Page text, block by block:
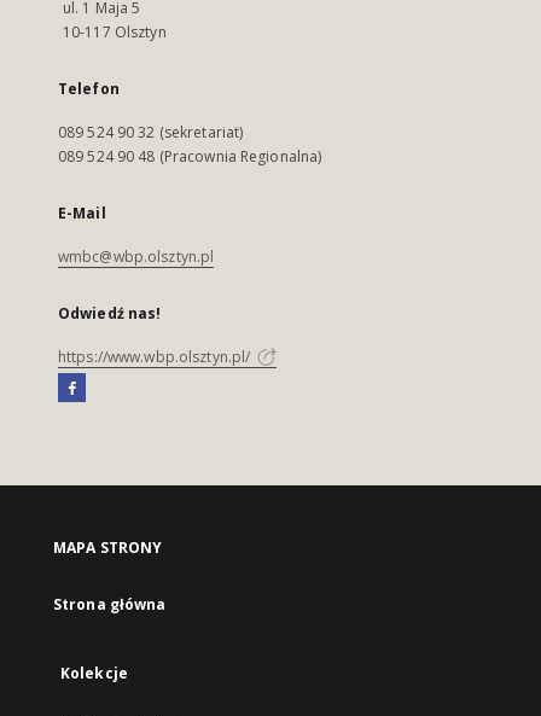
ul. 1 Maja 5
10-117 Olsztyn
Telefon
089 524 90 32 (sekretariat)
089 524 90 48 (Pracownia Regionalna)
E-Mail
wmbc@wbp.olsztyn.pl
Odwiedź nas!
https://www.wbp.olsztyn.pl/
MAPA STRONY
Strona główna
Kolekcje